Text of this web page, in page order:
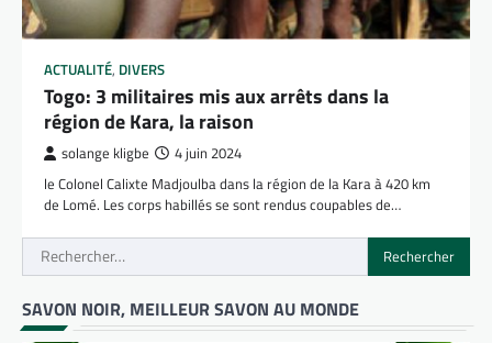
ACTUALITÉ, DIVERS
Togo: 3 militaires mis aux arrêts dans la
région de Kara, la raison
solange kligbe 4 juin 2024
le Colonel Calixte Madjoulba dans la région de la Kara à 420 km
de Lomé. Les corps habillés se sont rendus coupables de…
Rechercher :
SAVON NOIR, MEILLEUR SAVON AU MONDE